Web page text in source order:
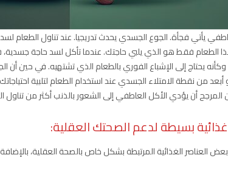
يأتي فجأة. الجوع الجسدي يحدث تدريجيا. عند تناول الطعام
الطعام فقط هو الذي يلبي حاجتك. عندما تأكل لسد حاجة جسدية،
يحتاج إلى الإشباع الفوري بالطعام الذي تشتهيه. في حين أن
من نقطة الامتلاء الجسدي عند استخدام الطعام لتلبية
أن يؤدي الأكل العاطفي إلى الشعور بالذنب أكثر من تناول
بسيطة لدعم الصحتك العقلية:
العناصر الغذائية المرتبطة بشكل خاص بالصحة العقلية،